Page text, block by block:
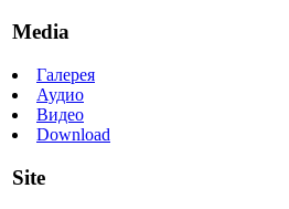
Media
Галерея
Аудио
Видео
Download
Site